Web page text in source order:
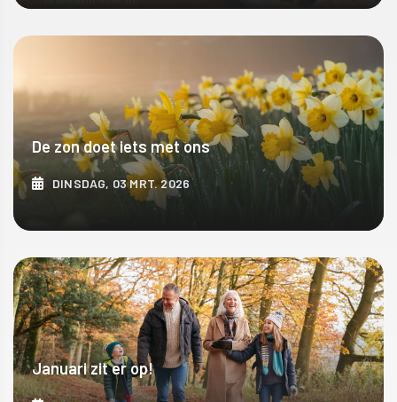
ONTDEK MEER
De zon doet iets met ons
DINSDAG, 03 MRT. 2026
ONTDEK MEER
Januari zit er op!